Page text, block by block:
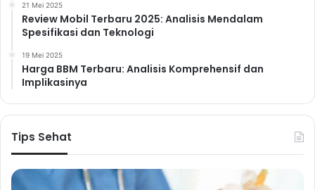
dan stroke. Jika Anda kesulitan berhenti merokok, cari
bantuan dari profesional kesehatan.
10. Batasi Konsumsi Alkohol:
Hindari Konsumsi
Berlebihan
dan organ tubuh lainnya.
Batasi konsumsi alkohol
tubuh. Hidup sehat tanpa alkohol berlebihan adalah
21 Mei 2025
Review Mobil Terbaru 2025: Analisis Mendalam
Spesifikasi dan Teknologi
19 Mei 2025
Harga BBM Terbaru: Analisis Komprehensif dan
Implikasinya
Tips Sehat